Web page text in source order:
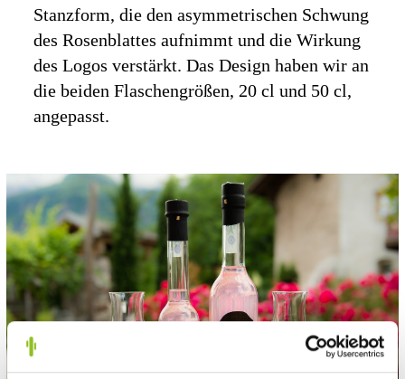
Stanzform, die den asymmetrischen Schwung
des Rosenblattes aufnimmt und die Wirkung
des Logos verstärkt. Das Design haben wir an
die beiden Flaschengrößen, 20 cl und 50 cl,
angepasst.